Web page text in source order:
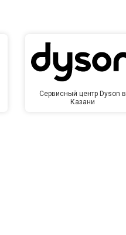
Сервисный центр Dyson в
Казани